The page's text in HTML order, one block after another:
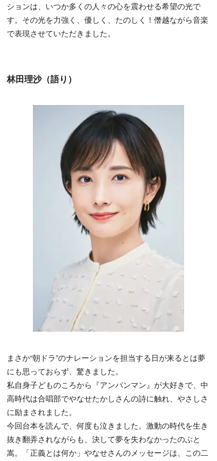
ションは、いつか多くの人々の心を震わせる希望の光で
す。その光を力強く、優しく、たのしく！僭越ながら音楽
で表現させていただきました。
林田理沙（語り）
まさか“朝ドラ”のナレーションを担当する日が来るとは夢
にも思っておらず、驚きました。
私自身子どものころから『アンパンマン』が大好きで、中
高時代は合唱部でやなせたかしさんの詩に触れ、やさしさ
に励まされました。
今回台本を読んで、何度も泣きました。激動の時代を生き
抜き翻弄されながらも、決して夢を失わなかったのぶと
嵩。「正義とは何か」やなせさんのメッセージは、この二